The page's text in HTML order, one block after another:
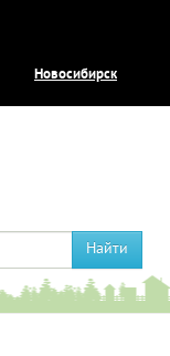
Новосибирск
Найти